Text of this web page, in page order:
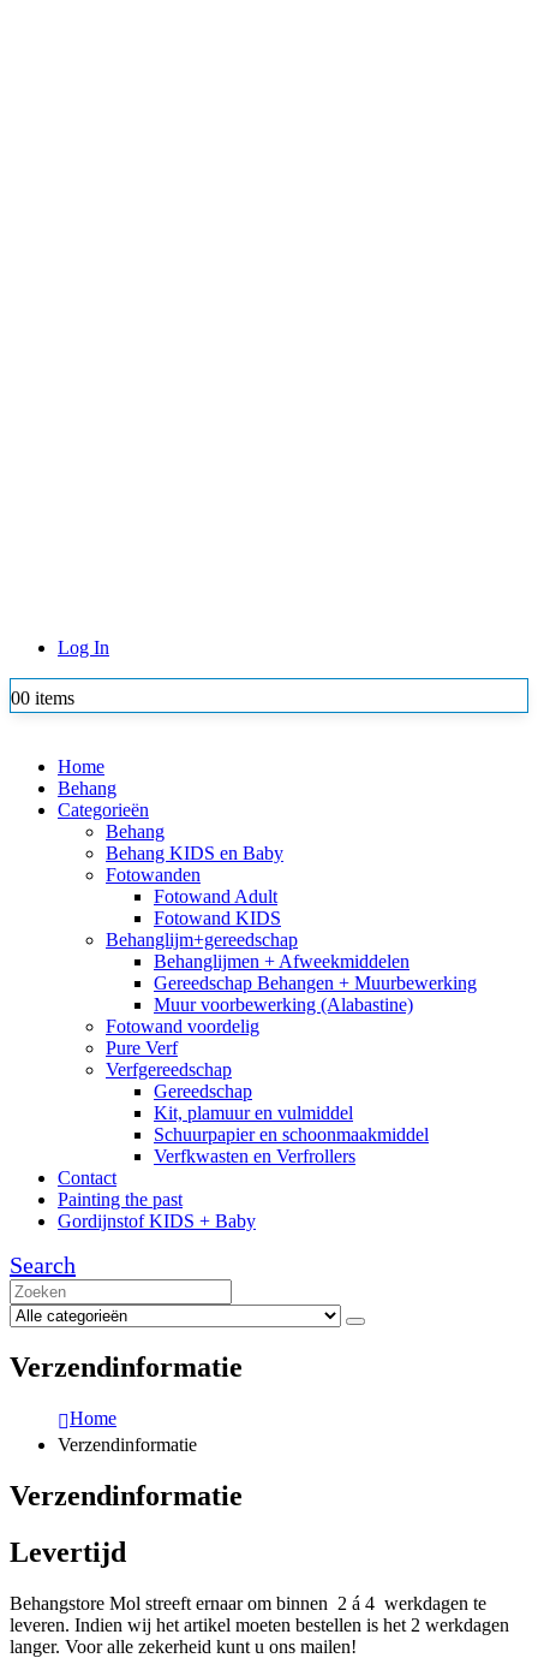
Log In
00 items
Home
Behang
Categorieën
Behang
Behang KIDS en Baby
Fotowanden
Fotowand Adult
Fotowand KIDS
Behanglijm+gereedschap
Behanglijmen + Afweekmiddelen
Gereedschap Behangen + Muurbewerking
Muur voorbewerking (Alabastine)
Fotowand voordelig
Pure Verf
Verfgereedschap
Gereedschap
Kit, plamuur en vulmiddel
Schuurpapier en schoonmaakmiddel
Verfkwasten en Verfrollers
Contact
Painting the past
Gordijnstof KIDS + Baby
Search
Verzendinformatie
Home
Verzendinformatie
Verzendinformatie
Levertijd
Behangstore Mol streeft ernaar om binnen 2 á 4 werkdagen te
leveren. Indien wij het artikel moeten bestellen is het 2 werkdagen
langer. Voor alle zekerheid kunt u ons mailen!